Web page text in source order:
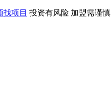
找项目 投资有风险 加盟需谨慎